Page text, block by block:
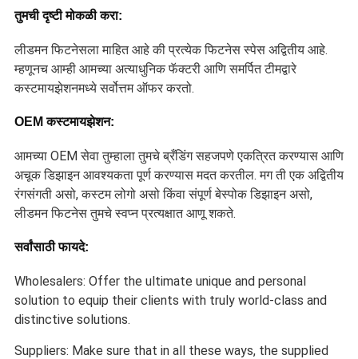
तुमची दृष्टी मोकळी करा:
लीडमन फिटनेसला माहित आहे की प्रत्येक फिटनेस स्पेस अद्वितीय आहे.
म्हणूनच आम्ही आमच्या अत्याधुनिक फॅक्टरी आणि समर्पित टीमद्वारे
कस्टमायझेशनमध्ये सर्वोत्तम ऑफर करतो.
OEM कस्टमायझेशन:
आमच्या OEM सेवा तुम्हाला तुमचे ब्रँडिंग सहजपणे एकत्रित करण्यास आणि
अचूक डिझाइन आवश्यकता पूर्ण करण्यास मदत करतील. मग ती एक अद्वितीय
रंगसंगती असो, कस्टम लोगो असो किंवा संपूर्ण बेस्पोक डिझाइन असो,
लीडमन फिटनेस तुमचे स्वप्न प्रत्यक्षात आणू शकते.
सर्वांसाठी फायदे:
Wholesalers: Offer the ultimate unique and personal
solution to equip their clients with truly world-class and
distinctive solutions.
Suppliers: Make sure that in all these ways, the supplied